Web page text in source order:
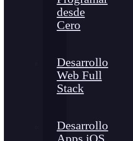
desde
Cero
Desarrollo
Web Full
Stack
Desarrollo
Apps iOS